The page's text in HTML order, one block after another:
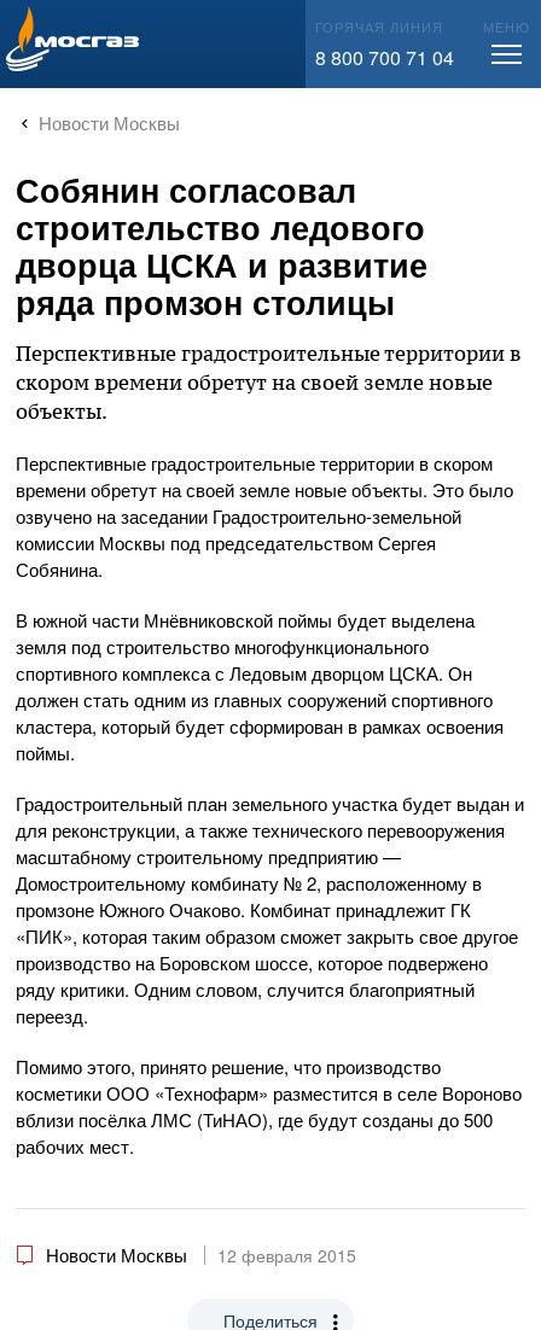
info@mos-gaz.ru ГОРЯЧАЯ ЛИНИЯ
8 800 700 71 04
МЕНЮ
Новости Москвы
Собянин согласовал
строительство ледового
дворца ЦСКА и развитие
ряда промзон столицы
Перспективные градостроительные территории в
скором времени обретут на своей земле новые
объекты.
Перспективные градостроительные территории в скором
времени обретут на своей земле новые объекты. Это было
озвучено на заседании Градостроительно-земельной
комиссии Москвы под председательством Сергея
Собянина.
В южной части Мнёвниковской поймы будет выделена
земля под строительство многофункционального
спортивного комплекса с Ледовым дворцом ЦСКА. Он
должен стать одним из главных сооружений спортивного
кластера, который будет сформирован в рамках освоения
поймы.
Градостроительный план земельного участка будет выдан и
для реконструкции, а также технического перевооружения
масштабному строительному предприятию —
Домостроительному комбинату № 2, расположенному в
промзоне Южного Очаково. Комбинат принадлежит ГК
«ПИК», которая таким образом сможет закрыть свое другое
производство на Боровском шоссе, которое подвержено
ряду критики. Одним словом, случится благоприятный
переезд.
Помимо этого, принято решение, что производство
косметики ООО «Технофарм» разместится в селе Вороново
вблизи посёлка ЛМС (ТиНАО), где будут созданы до 500
рабочих мест.
Новости Москвы 12 февраля 2015
Поделиться